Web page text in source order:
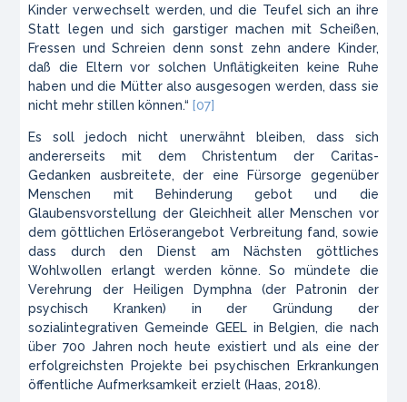
Kinder verwechselt werden, und die Teufel sich an ihre
Statt legen und sich garstiger machen mit Scheißen,
Fressen und Schreien denn sonst zehn andere Kinder,
daß die Eltern vor solchen Unflätigkeiten keine Ruhe
haben und die Mütter also ausgesogen werden, dass sie
nicht mehr stillen können.“ [07]
Es soll jedoch nicht unerwähnt bleiben, dass sich
andererseits mit dem Christentum der Caritas-
Gedanken ausbreitete, der eine Fürsorge gegenüber
Menschen mit Behinderung gebot und die
Glaubensvorstellung der Gleichheit aller Menschen vor
dem göttlichen Erlöserangebot Verbreitung fand, sowie
dass durch den Dienst am Nächsten göttliches
Wohlwollen erlangt werden könne. So mündete die
Verehrung der Heiligen Dymphna (der Patronin der
psychisch Kranken) in der Gründung der
sozialintegrativen Gemeinde GEEL in Belgien, die nach
über 700 Jahren noch heute existiert und als eine der
erfolgreichsten Projekte bei psychischen Erkrankungen
öffentliche Aufmerksamkeit erzielt (Haas, 2018).